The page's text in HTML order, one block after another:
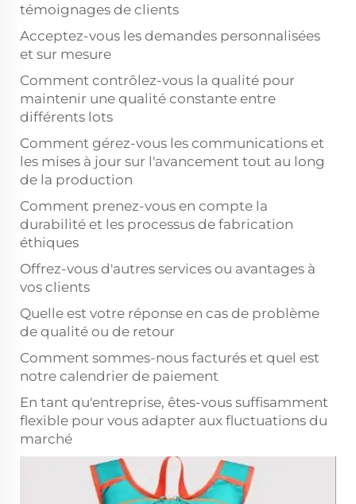
témoignages de clients
Acceptez-vous les demandes personnalisées
et sur mesure
Comment contrôlez-vous la qualité pour
maintenir une qualité constante entre
différents lots
Comment gérez-vous les communications et
les mises à jour sur l'avancement tout au long
de la production
Comment prenez-vous en compte la
durabilité et les processus de fabrication
éthiques
Offrez-vous d'autres services ou avantages à
vos clients
Quelle est votre réponse en cas de problème
de qualité ou de retour
Comment sommes-nous facturés et quel est
notre calendrier de paiement
En tant qu'entreprise, êtes-vous suffisamment
flexible pour vous adapter aux fluctuations du
marché